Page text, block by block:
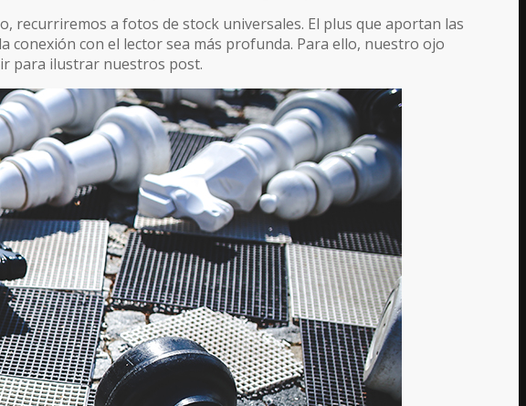
recurriremos a fotos de stock universales. El plus que aportan las
con el lector sea más profunda. Para ello, nuestro ojo
para ilustrar nuestros post.